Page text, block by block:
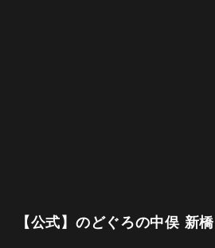
【公式】のどぐろの中俣 新橋